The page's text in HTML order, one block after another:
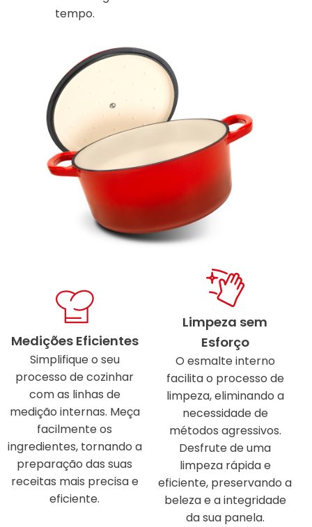
tempo.
Medições Eficientes
Simplifique o seu
processo de cozinhar
com as linhas de
medição internas. Meça
facilmente os
ingredientes, tornando a
preparação das suas
receitas mais precisa e
eficiente.
Limpeza sem
Esforço
O esmalte interno
facilita o processo de
limpeza, eliminando a
necessidade de
métodos agressivos.
Desfrute de uma
limpeza rápida e
eficiente, preservando a
beleza e a integridade
da sua panela.